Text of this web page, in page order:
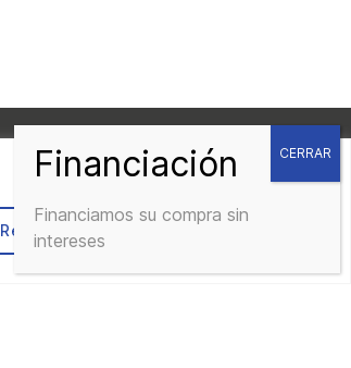
Rechazar todo Aceptar todo
Financiamos su compra sin
intereses